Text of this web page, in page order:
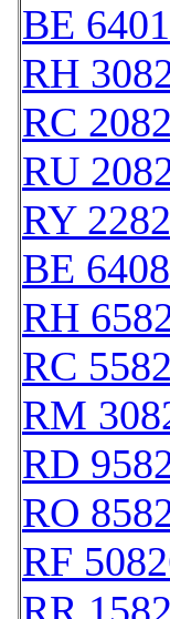
BE 6401
RH
RC
RU
RY
BE 6408
RH
RC
RM
RD
RO
RF